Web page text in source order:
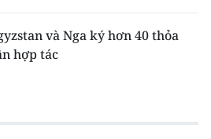
và Nga ký hơn 40 thỏa
hợp tác